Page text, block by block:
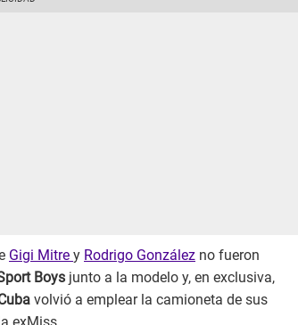
Gigi Mitre y Rodrigo González no fueron
Boys junto a la modelo y, en exclusiva,
volvió a emplear la camioneta de sus